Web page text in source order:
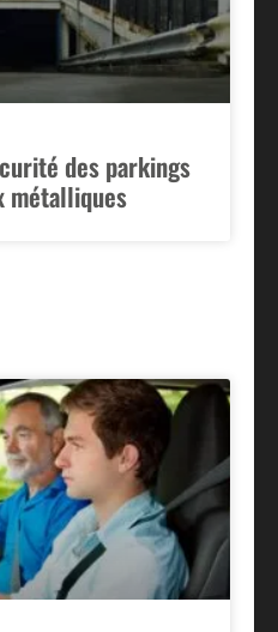
des parkings
métalliques